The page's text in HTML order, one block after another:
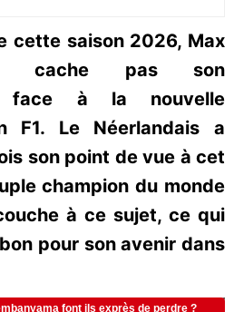
cette saison 2026, Max
cache pas son
face à la nouvelle
F1. Le Néerlandais a
son point de vue à cet
champion du monde
à ce sujet, ce qui
pour son avenir dans